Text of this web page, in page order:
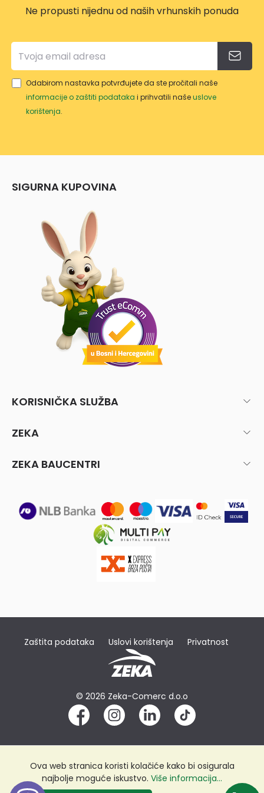
Ne propusti nijednu od naših vrhunskih ponuda
Odabirom nastavka potvrđujete da ste pročitali naše
informacije o zaštiti podataka i prihvatili našeuslove
korištenja.
SIGURNA KUPOVINA
KORISNIČKA SLUŽBA
ZEKA
ZEKA BAUCENTRI
Zaštita podataka Uslovi korištenja Privatnost
© 2026 Zeka-Comerc d.o.o
Ova web stranica koristi kolačiće kako bi osigurala
najbolje moguće iskustvo. Više informacija...